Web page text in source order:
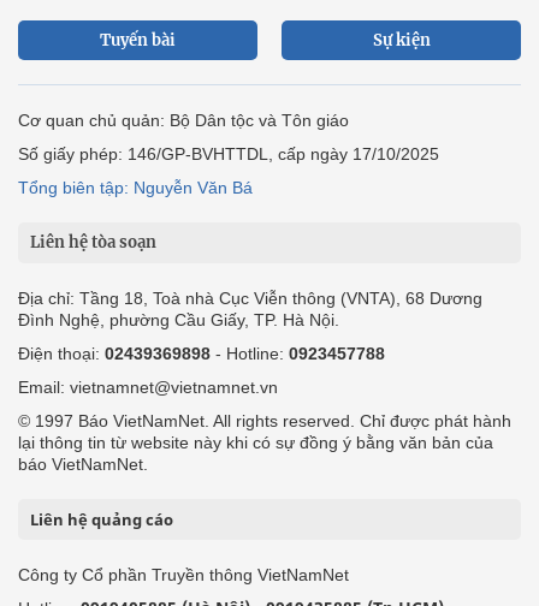
Tuyến bài Sự kiện
Cơ quan chủ quản: Bộ Dân tộc và Tôn giáo
Số giấy phép: 146/GP-BVHTTDL, cấp ngày 17/10/2025
Tổng biên tập: Nguyễn Văn Bá
Liên hệ tòa soạn
Địa chỉ: Tầng 18, Toà nhà Cục Viễn thông (VNTA), 68 Dương
Đình Nghệ, phường Cầu Giấy, TP. Hà Nội.
Điện thoại: 02439369898 - Hotline: 0923457788
Email: vietnamnet@vietnamnet.vn
© 1997 Báo VietNamNet. All rights reserved. Chỉ được phát hành
lại thông tin từ website này khi có sự đồng ý bằng văn bản của
báo VietNamNet.
Liên hệ quảng cáo
Công ty Cổ phần Truyền thông VietNamNet